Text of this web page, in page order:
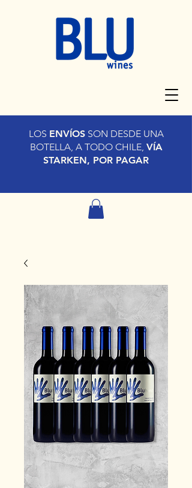
LOS ENVÍOSSON DESDE UNA
BOTELLA, A TODO CHILE, VÍA
STARKEN, POR PAGAR